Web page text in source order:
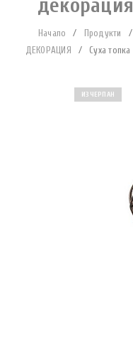
Начало / Продукти /
ДЕКОРАЦИЯ
/ Суха
ИЗЧЕРПАН